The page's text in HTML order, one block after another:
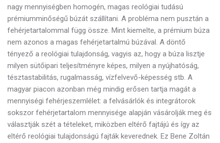
nagy mennyiségben homogén, magas reológiai tudású
prémiumminőségű búzát szállítani. A probléma nem pusztán a
fehérjetartalommal függ össze. Mint kiemelte, a prémium búza
nem azonos a magas fehérjetartalmú búzával. A döntő
tényező a reológiai tulajdonság, vagyis az, hogy a búza lisztje
milyen sütőipari teljesítményre képes, milyen a nyújhatóság,
tésztastabilitás, rugalmasság, vízfelvevő-képesség stb. A
magyar piacon azonban még mindig erősen tartja magát a
mennyiségi fehérjeszemlélet: a felvásárlók és integrátorok
sokszor fehérjetartalom mennyisége alapján vásárolják meg és
választják szét a tételeket, miközben eltérő fajtájú és így az
eltérő reológiai tulajdonságú fajták keverednek. Ez Bene Zoltán